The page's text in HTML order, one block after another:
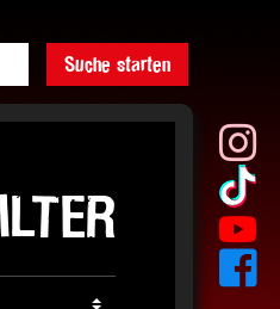
Suche starten